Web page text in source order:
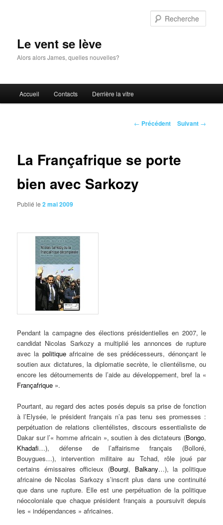
Le vent se lève
Alors alors James, quelles nouvelles?
principal
Accueil Contacts Derrière la vitre
Navigation
← Précédent Suivant →
La Françafrique se porte
bien avec Sarkozy
Publié le2 mai 2009
Pendantla campagne des élections présidentielles en 2007, le
candidat Nicolas Sarkozy a multiplié les annonces de rupture
avec la politiqueafricaine de ses prédécesseurs, dénonçant le
soutien aux dictatures, la diplomatie secrète, le clientélisme, ou
encore les détournements de l’aide au développement, bref la «
Françafrique ».
Pourtant, au regard des actes posés depuis sa prise de fonction
à l’Elysée, le président français n’a pas tenu ses promesses :
perpétuation de relations clientélistes, discours essentialiste de
Dakar sur l’« homme africain », soutien à des dictateurs (Bongo,
Khadafi…), défense de l’affairisme français (Bolloré,
Bouygues…), intervention militaire au Tchad, rôle joué par
certains émissaires officieux (Bourgi, Balkany…), la politique
africaine de Nicolas Sarkozy s’inscrit plus dans une continuité
que dans une rupture. Elle est une perpétuation de la politique
néocoloniale que chaque président français a poursuivit depuis
les « indépendances » africaines.